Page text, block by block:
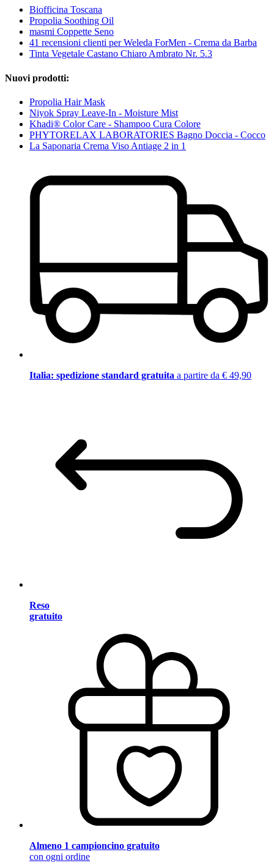
Biofficina Toscana
Propolia Soothing Oil
masmi Coppette Seno
41 recensioni clienti per Weleda ForMen - Crema da Barba
Tinta Vegetale Castano Chiaro Ambrato Nr. 5.3
Nuovi prodotti:
Propolia Hair Mask
Niyok Spray Leave-In - Moisture Mist
Khadi® Color Care - Shampoo Cura Colore
PHYTORELAX LABORATORIES Bagno Doccia - Cocco
La Saponaria Crema Viso Antiage 2 in 1
Italia: spedizione standard gratuita a partire da € 49,90
Reso
gratuito
Almeno 1 campioncino gratuito
con ogni ordine